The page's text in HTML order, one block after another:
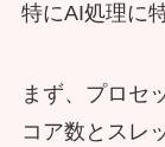
特にAI処理に
まず、プロセ
コア数とスレ